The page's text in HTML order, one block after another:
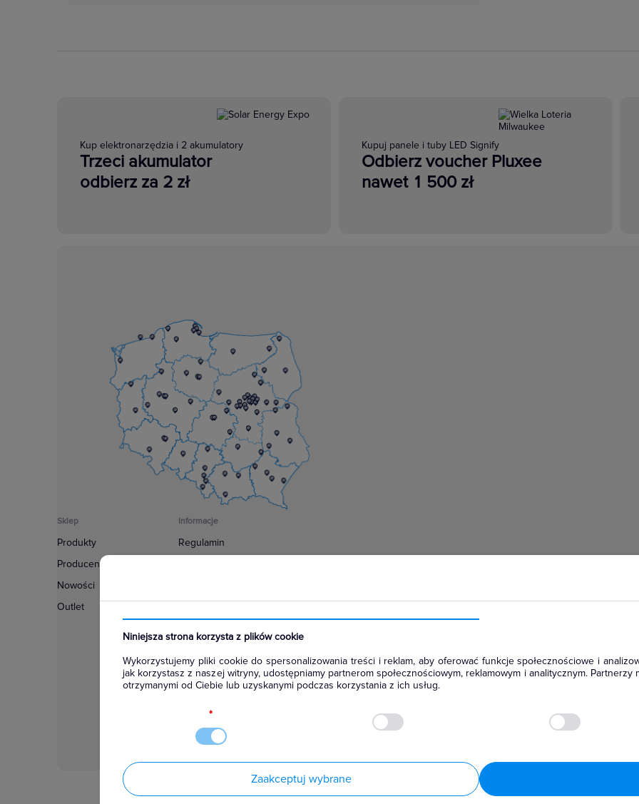
Niniejsza strona korzysta z plików cookie
Wykorzystujemy pliki cookie do spersonalizowania treści i reklam, aby oferować funkcje społecznościowe i
jak korzystasz z naszej witryny, udostępniamy partnerom społecznościowym, reklamowym i analitycznym. Partnerzy
otrzymanymi od Ciebie lub uzyskanymi podczas korzystania z ich usług.
*
Zaakceptuj wybrane
Kup elektronarzędzia i 2 akumulatory
Trzeci akumulator
odbierz za 2 zł
Kupuj panele i tuby LED Signify
Odbierz voucher Pluxee
nawet 1 500 zł
Sklep
Produkty
Producenci
Nowości
Outlet
Informacje
Regulamin
Konfiguratory
Najczęściej zadawane pytania